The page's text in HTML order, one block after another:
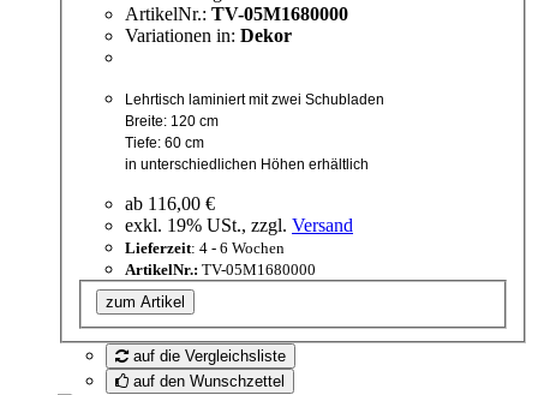
ArtikelNr.: TV-05M1680000
Variationen in: Dekor
Lehrtisch laminiert mit zwei Schubladen
Breite: 120 cm
Tiefe: 60 cm
in unterschiedlichen Höhen erhältlich
ab 116,00 €
exkl. 19% USt., zzgl. Versand
Lieferzeit: 4 - 6 Wochen
ArtikelNr.: TV-05M1680000
zum Artikel
auf die Vergleichsliste
auf den Wunschzettel